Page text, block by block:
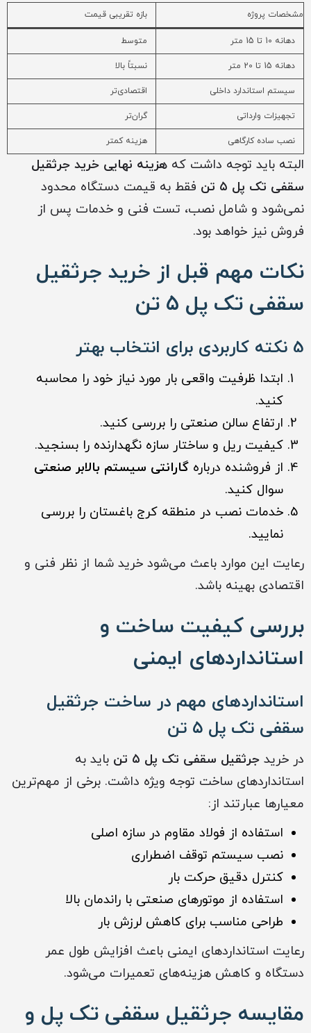
مشخصات پروژه بازه تقریبی قیمت
دهانه 10 تا 15 متر متوسط
دهانه 15 تا 20 متر نسبتاً بالا
سیستم استاندارد داخلی اقتصادی‌تر
تجهیزات وارداتی گران‌تر
نصب ساده کارگاهی هزینه کمتر
البته باید توجه داشت که هزینه نهایی خرید جرثقیل
سقفی تک پل ۵ تن
فقط به قیمت دستگاه محدود
نمی‌شود و شامل نصب، تست فنی و خدمات پس از
فروش نیز خواهد بود.
نکات مهم قبل از خرید جرثقیل
سقفی تک پل ۵ تن
5 نکته کاربردی برای انتخاب بهتر
ابتدا ظرفیت واقعی بار مورد نیاز خود را محاسبه
کنید.
ارتفاع سالن صنعتی را بررسی کنید.
کیفیت ریل و ساختار سازه نگهدارنده را بسنجید.
از فروشنده درباره گارانتی سیستم بالابر صنعتی
سوال کنید.
خدمات نصب در منطقه کرج باغستان را بررسی
نمایید.
رعایت این موارد باعث می‌شود خرید شما از نظر فنی و
اقتصادی بهینه باشد.
بررسی کیفیت ساخت و
استانداردهای ایمنی
استانداردهای مهم در ساخت جرثقیل
سقفی تک پل ۵ تن
در خرید جرثقیل سقفی تک پل ۵ تن
باید به
استانداردهای ساخت توجه ویژه داشت. برخی از مهم‌ترین
معیارها عبارتند از:
استفاده از فولاد مقاوم در سازه اصلی
نصب سیستم توقف اضطراری
کنترل دقیق حرکت بار
استفاده از موتورهای صنعتی با راندمان بالا
طراحی مناسب برای کاهش لرزش بار
رعایت استانداردهای ایمنی باعث افزایش طول عمر
دستگاه و کاهش هزینه‌های تعمیرات می‌شود.
مقایسه جرثقیل سقفی تک پل و